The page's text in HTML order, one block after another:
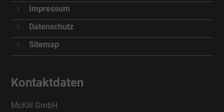
Impressum
Datenschutz
Sitemap
Kontaktdaten
McKill GmbH